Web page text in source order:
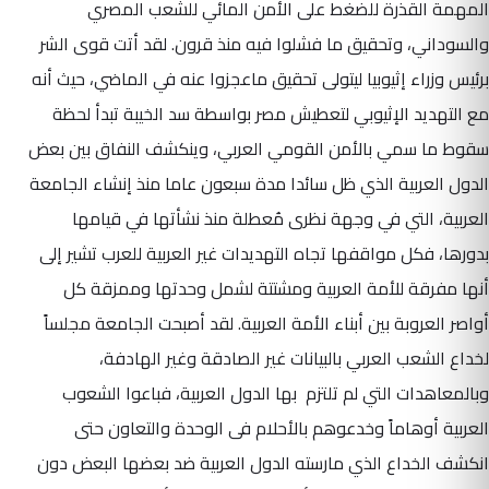
المهمة القذرة للضغط على الأمن المائي للشعب المصري
والسوداني، وتحقيق ما فشلوا فيه منذ قرون. لقد أتت قوى الشر
برئيس وزراء إثيوبيا ليتولى تحقيق ماعجزوا عنه في الماضي، حيث أنه
مع التهديد الإثيوبي لتعطيش مصر بواسطة سد الخيبة تبدأ لحظة
سقوط ما سمي بالأمن القومي العربي، وينكشف النفاق بين بعض
الدول العربية الذي ظل سائدا مدة سبعون عاما منذ إنشاء الجامعة
العربية، التي في وجهة نظرى مُعطلة منذ نشأتها في قيامها
بدورها، فكل مواقفها تجاه التهديدات غير العربية للعرب تشير إلى
أنها مفرقة للأمة العربية ومشتتة لشمل وحدتها وممزقة كل
أواصر العروبة بين أبناء الأمة العربية. لقد أصبحت الجامعة مجلساً
لخداع الشعب العربي بالبيانات غير الصادقة وغير الهادفة،
وبالمعاهدات التي لم تلتزم بها الدول العربية، فباعوا الشعوب
العربية أوهاماً وخدعوهم بالأحلام فى الوحدة والتعاون حتى
انكشف الخداع الذي مارسته الدول العربية ضد بعضها البعض دون